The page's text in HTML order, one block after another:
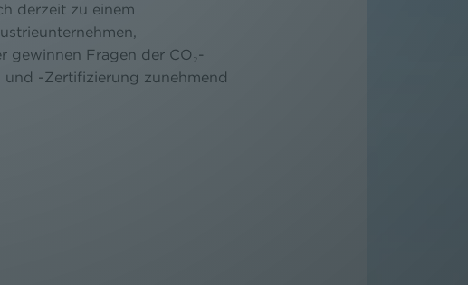
derzeit zu einem
gewinnen Fragen der CO₂-
-Zertifizierung zunehmend